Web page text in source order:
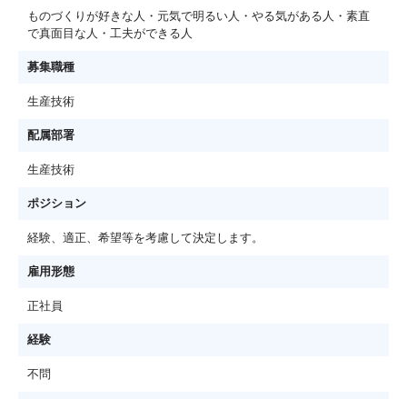
ものづくりが好きな人・元気で明るい人・やる気がある人・素直
で真面目な人・工夫ができる人
募集職種
生産技術
配属部署
生産技術
ポジション
経験、適正、希望等を考慮して決定します。
雇用形態
正社員
経験
不問